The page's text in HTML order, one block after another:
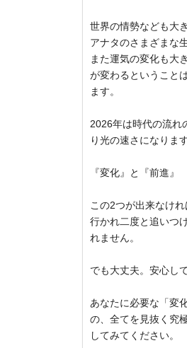
世界の情勢なども大
アナタのさまざまな
また運気の変化も大
が変わるということ
ます。
2026年は時代の流れ
り光の速さになりま
『変化』と『前進』
この2つが出来なけ
行かれ二度と追いつ
れません。
でも大丈夫。安心し
あなたに必要な「変
の、全てを見抜く究
してみてください。